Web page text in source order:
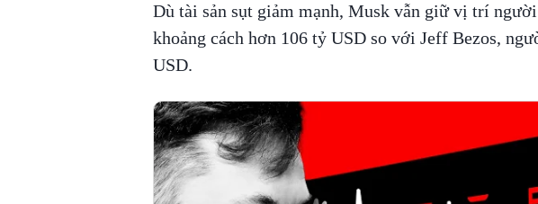
Dù tài sản sụt giảm mạnh, Musk vẫn giữ vị trí
khoảng cách hơn 106 tỷ USD so với Jeff Bezos,
USD.